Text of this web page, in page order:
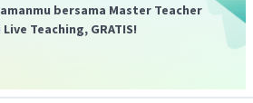
bersama Master Teacher
Teaching, GRATIS!